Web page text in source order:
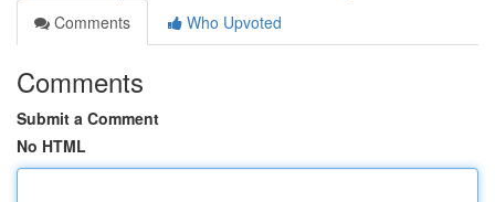
Comments
Who Upvoted
Comments
Submit a Comment
No HTML